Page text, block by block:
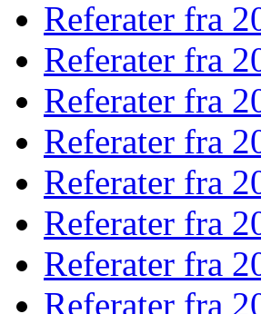
Referater fra
Referater fra
Referater fra
Referater fra
Referater fra
Referater fra
Referater fra
Referater fra